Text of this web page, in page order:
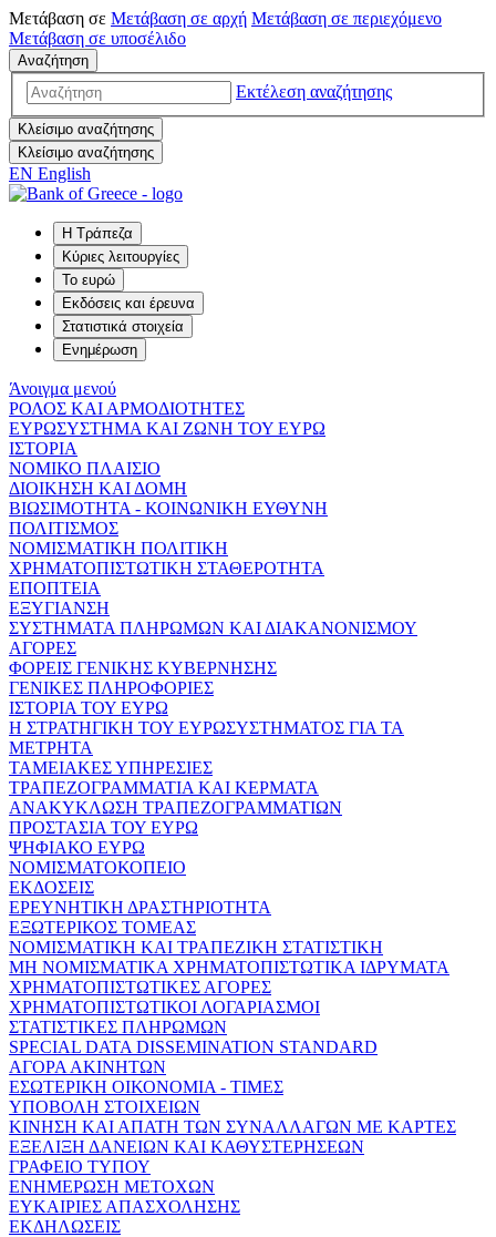
Μετάβαση σε Μετάβαση σε αρχή Μετάβαση σε περιεχόμενο
Μετάβαση σε υποσέλιδο
Αναζήτηση
Εκτέλεση αναζήτησης
Κλείσιμο αναζήτησης
Κλείσιμο αναζήτησης
EN English
Η Τράπεζα
Κύριες λειτουργίες
Το ευρώ
Εκδόσεις και έρευνα
Στατιστικά στοιχεία
Ενημέρωση
Άνοιγμα μενού
ΡΟΛΟΣ ΚΑΙ ΑΡΜΟΔΙΟΤΗΤΕΣ
ΕΥΡΩΣΥΣΤΗΜΑ ΚΑΙ ΖΩΝΗ ΤΟΥ ΕΥΡΩ
ΙΣΤΟΡΙΑ
ΝΟΜΙΚΟ ΠΛΑΙΣΙΟ
ΔΙΟΙΚΗΣΗ ΚΑΙ ΔΟΜΗ
ΒΙΩΣΙΜΟΤΗΤΑ - ΚΟΙΝΩΝΙΚΗ ΕΥΘΥΝΗ
ΠΟΛΙΤΙΣΜΟΣ
ΝΟΜΙΣΜΑΤΙΚΗ ΠΟΛΙΤΙΚΗ
ΧΡΗΜΑΤΟΠΙΣΤΩΤΙΚΗ ΣΤΑΘΕΡΟΤΗΤΑ
ΕΠΟΠΤΕΙΑ
ΕΞΥΓΙΑΝΣΗ
ΣΥΣΤΗΜΑΤΑ ΠΛΗΡΩΜΩΝ ΚΑΙ ΔΙΑΚΑΝΟΝΙΣΜΟΥ
ΑΓΟΡΕΣ
ΦΟΡΕΙΣ ΓΕΝΙΚΗΣ ΚΥΒΕΡΝΗΣΗΣ
ΓΕΝΙΚΕΣ ΠΛΗΡΟΦΟΡΙΕΣ
ΙΣΤΟΡΙΑ ΤΟΥ ΕΥΡΩ
Η ΣΤΡΑΤΗΓΙΚΗ ΤΟΥ ΕΥΡΩΣΥΣΤΗΜΑΤΟΣ ΓΙΑ ΤΑ
ΜΕΤΡΗΤΑ
ΤΑΜΕΙΑΚΕΣ ΥΠΗΡΕΣΙΕΣ
ΤΡΑΠΕΖΟΓΡΑΜΜΑΤΙΑ ΚΑΙ ΚΕΡΜΑΤΑ
ΑΝΑΚΥΚΛΩΣΗ ΤΡΑΠΕΖΟΓΡΑΜΜΑΤΙΩΝ
ΠΡΟΣΤΑΣΙΑ ΤΟΥ ΕΥΡΩ
ΨΗΦΙΑΚΟ ΕΥΡΩ
ΝΟΜΙΣΜΑΤΟΚΟΠΕΙΟ
ΕΚΔΟΣΕΙΣ
ΕΡΕΥΝΗΤΙΚΗ ΔΡΑΣΤΗΡΙΟΤΗΤΑ
ΕΞΩΤΕΡΙΚΟΣ ΤΟΜΕΑΣ
ΝΟΜΙΣΜΑΤΙΚΗ ΚΑΙ ΤΡΑΠΕΖΙΚΗ ΣΤΑΤΙΣΤΙΚΗ
ΜΗ ΝΟΜΙΣΜΑΤΙΚΑ ΧΡΗΜΑΤΟΠΙΣΤΩΤΙΚΑ ΙΔΡΥΜΑΤΑ
ΧΡΗΜΑΤΟΠΙΣΤΩΤΙΚΕΣ ΑΓΟΡΕΣ
ΧΡΗΜΑΤΟΠΙΣΤΩΤΙΚΟΙ ΛΟΓΑΡΙΑΣΜΟΙ
ΣΤΑΤΙΣΤΙΚΕΣ ΠΛΗΡΩΜΩΝ
SPECIAL DATA DISSEMINATION STANDARD
ΑΓΟΡΑ ΑΚΙΝΗΤΩΝ
ΕΣΩΤΕΡΙΚΗ ΟΙΚΟΝΟΜΙΑ - ΤΙΜΕΣ
ΥΠΟΒΟΛΗ ΣΤΟΙΧΕΙΩΝ
ΚΙΝΗΣΗ ΚΑΙ ΑΠΑΤΗ ΤΩΝ ΣΥΝΑΛΛΑΓΩΝ ΜΕ ΚΑΡΤΕΣ
ΕΞΕΛΙΞΗ ΔΑΝΕΙΩΝ ΚΑΙ ΚΑΘΥΣΤΕΡΗΣΕΩΝ
ΓΡΑΦΕΙΟ ΤΥΠΟΥ
ΕΝΗΜΕΡΩΣΗ ΜΕΤΟΧΩΝ
ΕΥΚΑΙΡΙΕΣ ΑΠΑΣΧΟΛΗΣΗΣ
ΕΚΔΗΛΩΣΕΙΣ